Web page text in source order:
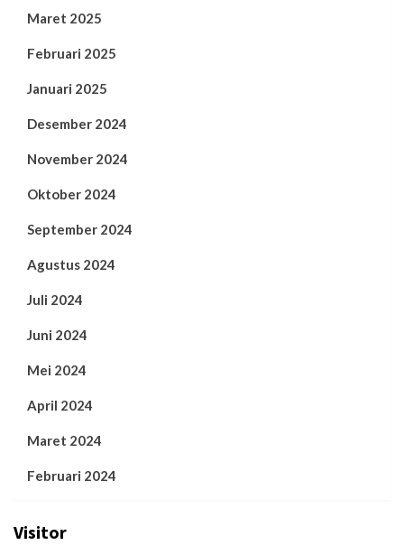
Maret 2025
Februari 2025
Januari 2025
Desember 2024
November 2024
Oktober 2024
September 2024
Agustus 2024
Juli 2024
Juni 2024
Mei 2024
April 2024
Maret 2024
Februari 2024
Visitor